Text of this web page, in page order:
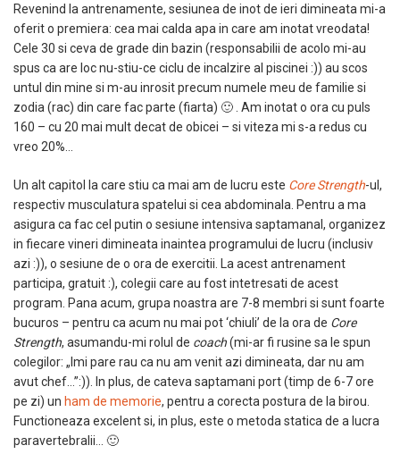
Revenind la antrenamente, sesiunea de inot de ieri dimineata mi-a
oferit o premiera: cea mai calda apa in care am inotat vreodata!
Cele 30 si ceva de grade din bazin (responsabilii de acolo mi-au
spus ca are loc nu-stiu-ce ciclu de incalzire al piscinei :)) au scos
untul din mine si m-au inrosit precum numele meu de familie si
zodia (rac) din care fac parte (fiarta) 🙂 . Am inotat o ora cu puls
160 – cu 20 mai mult decat de obicei – si viteza mi s-a redus cu
vreo 20%…
Un alt capitol la care stiu ca mai am de lucru este Core Strength-ul,
respectiv musculatura spatelui si cea abdominala. Pentru a ma
asigura ca fac cel putin o sesiune intensiva saptamanal, organizez
in fiecare vineri dimineata inaintea programului de lucru (inclusiv
azi :)), o sesiune de o ora de exercitii. La acest antrenament
participa, gratuit :), colegii care au fost intetresati de acest
program. Pana acum, grupa noastra are 7-8 membri si sunt foarte
bucuros – pentru ca acum nu mai pot ‘chiuli’ de la ora de Core
Strength, asumandu-mi rolul de coach(mi-ar fi rusine sa le spun
colegilor: „Imi pare rau ca nu am venit azi dimineata, dar nu am
avut chef…”:)). In plus, de cateva saptamani port (timp de 6-7 ore
pe zi) un ham de memorie, pentru a corecta postura de la birou.
Functioneaza excelent si, in plus, este o metoda statica de a lucra
paravertebralii… 🙂